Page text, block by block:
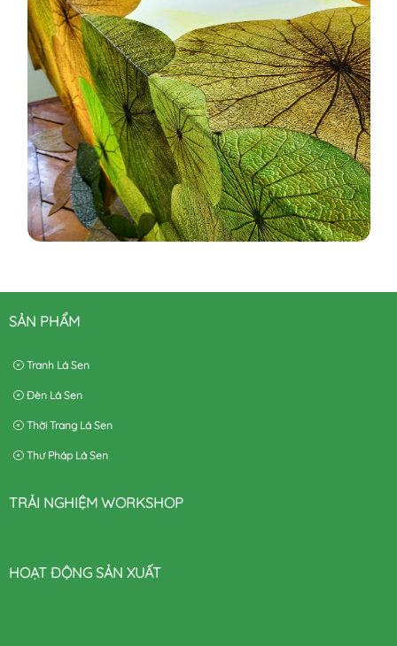
SẢN PHẨM
Tranh Lá Sen
Đèn Lá Sen
Thời Trang Lá Sen
Thư Pháp Lá Sen
TRẢI NGHIỆM WORKSHOP
HOẠT ĐỘNG SẢN XUẤT